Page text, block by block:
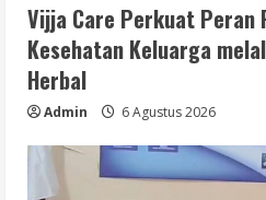
Vijja Care Perkuat Peran
Kesehatan Keluarga
Herbal
Admin 6 Agustus 2026